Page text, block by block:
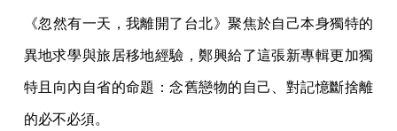
《忽然有一天，我離開了台北》聚焦於自己本身獨特的
異地求學與旅居移地經驗，鄭興給了這張新專輯更加獨
特且向內自省的命題：念舊戀物的自己、對記憶斷捨離
的必不必須。